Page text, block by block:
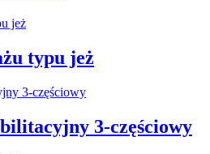
typu jeż
3-częściowy